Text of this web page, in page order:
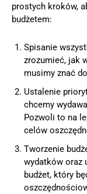
prostych kroków,
budżetem:
Spisanie
zrozumieć, jak
musimy znać
Ustalenie
chcemy
Pozwoli to na
celów
Tworzenie
wydatków oraz
budżet, który